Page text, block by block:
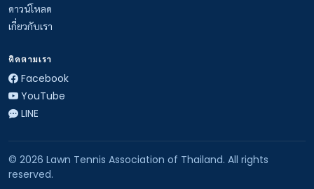
ดาวน์โหลด
เกี่ยวกับเรา
ติดตามเรา
Facebook
YouTube
LINE
© 2026 Lawn Tennis Association of Thailand. All rights
reserved.